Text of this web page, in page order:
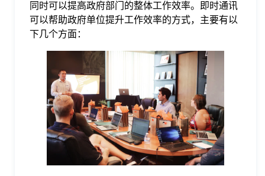
常
同时可以提高政府部门的整体工作效率。即时通讯
可以帮助政府单位提升工作效率的方式，主要有以
下几个方面：